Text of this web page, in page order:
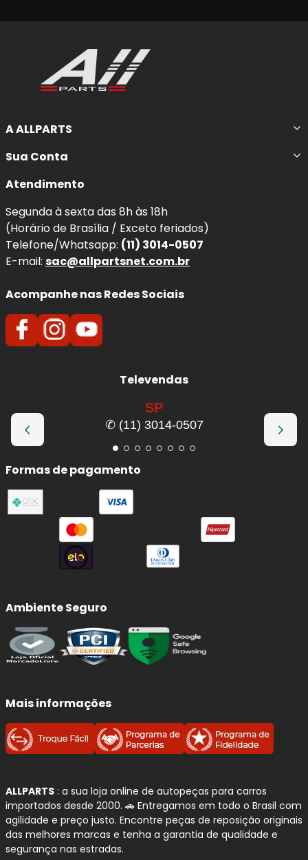
A ALLPARTS
Sua Conta
Atendimento
Segunda à sexta das 8h às 18h
(Horário de Brasília / Exceto feriados)
Telefone/Whatsapp: (11) 3014-0507
E-mail: sac@allpartsnet.com.br
Acompanhe nas Redes Sociais
Televendas
SP
✆ (11) 3014-0507
Formas de pagamento
Ambiente Seguro
Mais informações
ALLPARTS : a sua loja online de autopeças para carros
importados desde 2000. 🚗 Entregamos em todo o Brasil com
agilidade e preço justo. Encontre peças de reposição originais
das melhores marcas e tenha a garantia de qualidade e
segurança nas estradas.